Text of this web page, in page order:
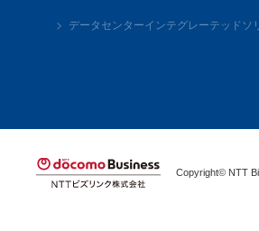
データセンターインテグレーテッドソ
Copyright© NTT